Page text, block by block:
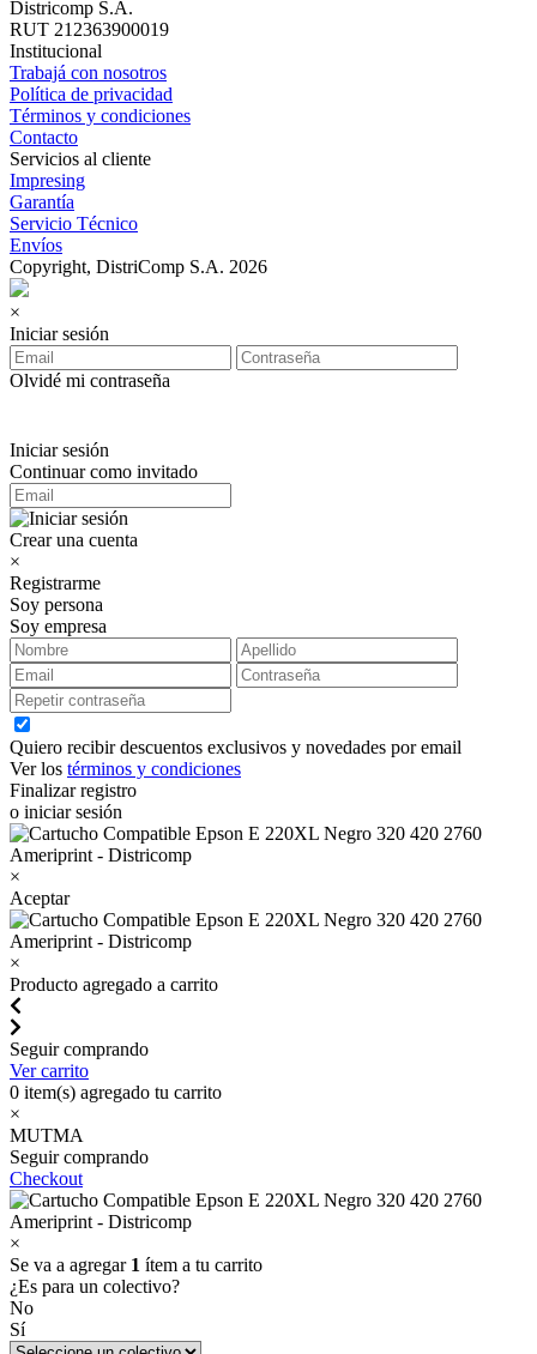
Districomp S.A.
RUT 212363900019
Institucional
Trabajá con nosotros
Política de privacidad
Términos y condiciones
Contacto
Servicios al cliente
Impresing
Garantía
Servicio Técnico
Envíos
Copyright, DistriComp S.A. 2026
×
Iniciar sesión
Olvidé mi contraseña
Iniciar sesión
Continuar como invitado
Crear una cuenta
×
Registrarme
Soy persona
Soy empresa
Quiero recibir descuentos exclusivos y novedades por email
Ver los términos y condiciones
Finalizar registro
o iniciar sesión
×
Aceptar
×
Producto agregado a carrito
Seguir comprando
Ver carrito
0 item(s) agregado tu carrito
×
MUTMA
Seguir comprando
Checkout
×
Se va a agregar 1 ítem a tu carrito
¿Es para un colectivo?
No
Sí